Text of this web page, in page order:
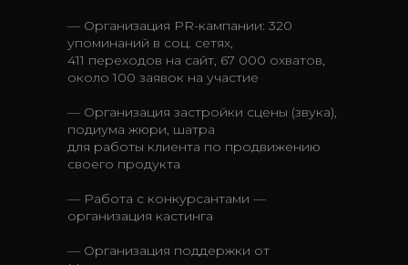
— Организация PR-кампании: 320
упоминаний в соц. сетях,
411 переходов на сайт, 67 000 охватов,
около 100 заявок на участие
— Организация застройки сцены (звука),
подиума жюри, шатра
для работы клиента по продвижению
своего продукта
— Работа с конкурсантами —
организация кастинга
— Организация поддержки от